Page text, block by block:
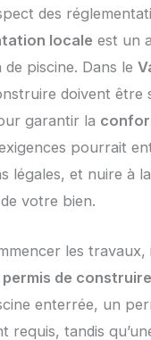
des
locale est un
piscine. Dans le
doivent être
garantir la
pourrait
légales, et nuire à la
de votre bien.
les
permis de construire
enterrée, un
requis, tandis